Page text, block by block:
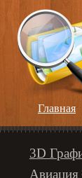
Главная
3D
Авиация